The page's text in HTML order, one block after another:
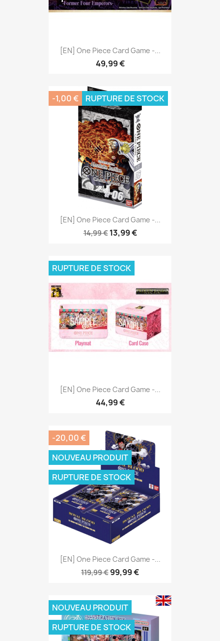
[EN] One Piece Card Game -...
49,99 €
[EN] One Piece Card Game -...
14,99 € 13,99 €
-1,00 € RUPTURE DE STOCK
[EN] One Piece Card Game -...
44,99 €
RUPTURE DE STOCK
[EN] One Piece Card Game -...
119,99 € 99,99 €
-20,00 €
NOUVEAU PRODUIT
RUPTURE DE STOCK
NOUVEAU PRODUIT
RUPTURE DE STOCK